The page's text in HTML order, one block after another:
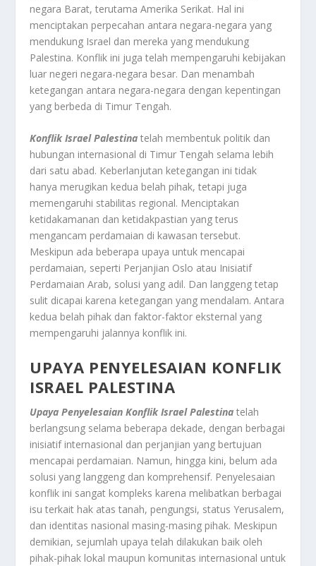
negara Barat, terutama Amerika Serikat. Hal ini
menciptakan perpecahan antara negara-negara yang
mendukung Israel dan mereka yang mendukung
Palestina. Konflik ini juga telah mempengaruhi kebijakan
luar negeri negara-negara besar. Dan menambah
ketegangan antara negara-negara dengan kepentingan
yang berbeda di Timur Tengah.
Konflik Israel Palestina telah membentuk politik dan
hubungan internasional di Timur Tengah selama lebih
dari satu abad. Keberlanjutan ketegangan ini tidak
hanya merugikan kedua belah pihak, tetapi juga
memengaruhi stabilitas regional. Menciptakan
ketidakamanan dan ketidakpastian yang terus
mengancam perdamaian di kawasan tersebut.
Meskipun ada beberapa upaya untuk mencapai
perdamaian, seperti Perjanjian Oslo atau Inisiatif
Perdamaian Arab, solusi yang adil. Dan langgeng tetap
sulit dicapai karena ketegangan yang mendalam. Antara
kedua belah pihak dan faktor-faktor eksternal yang
mempengaruhi jalannya konflik ini.
UPAYA PENYELESAIAN KONFLIK
ISRAEL PALESTINA
Upaya Penyelesaian Konflik Israel Palestina telah
berlangsung selama beberapa dekade, dengan berbagai
inisiatif internasional dan perjanjian yang bertujuan
mencapai perdamaian. Namun, hingga kini, belum ada
solusi yang langgeng dan komprehensif. Penyelesaian
konflik ini sangat kompleks karena melibatkan berbagai
isu terkait hak atas tanah, pengungsi, status Yerusalem,
dan identitas nasional masing-masing pihak. Meskipun
demikian, sejumlah upaya telah dilakukan baik oleh
pihak-pihak lokal maupun komunitas internasional untuk